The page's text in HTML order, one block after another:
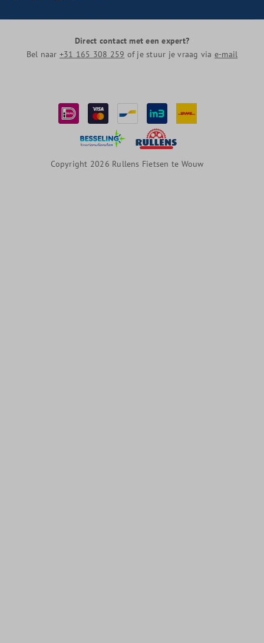
Direct contact met een expert?
Bel naar +31 165 308 259 of je stuur je vraag via e-mail
Copyright 2026 Rullens Fietsen te Wouw